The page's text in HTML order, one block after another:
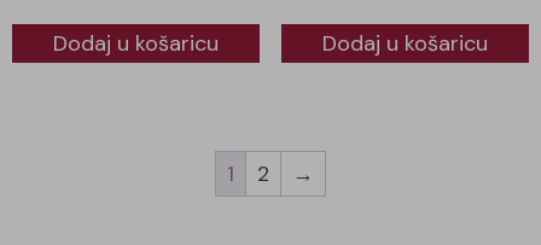
Dodaj u košaricu Dodaj u košaricu
1 2 →